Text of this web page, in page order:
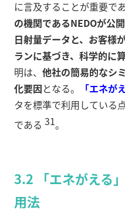
に言及することが重要であ
の機関であるNEDOが公
日射量データと、お客様
ランに基づき、科学的に
明は、 他社の簡易的なシ
化要因となる。 「エネが
タを標準で利用している
である 31。
3.2 「エネがえる
用法